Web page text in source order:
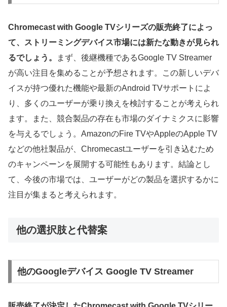
Chromecast with Google TVシリーズの販売終了によっ
て、ストリーミングデバイス市場には新たな動きが見られ
るでしょう。
まず、後継機種であるGoogle TV Streamer
が高い注目を集めることが予想されます。この新しいデバ
イスが持つ優れた機能や最新のAndroid TVサポートによ
り、多くのユーザーが乗り換えを検討することが考えられ
ます。また、競合製品の存在も市場のダイナミクスに影響
を与えるでしょう。AmazonのFire TVやAppleのApple TV
などの他社製品が、Chromecastユーザーを引き込むため
のキャンペーンを展開する可能性もあります。結論とし
て、今後の市場では、ユーザーがどの製品を選択するかに
注目が集まると考えられます。
他の選択肢と代替案
他のGoogleデバイス Google TV Streamer